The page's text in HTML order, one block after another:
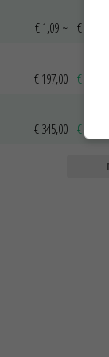
€ 1,09 ~ € 1,11
€ 197,00 € 2,00
€ 345,00 € 20,00